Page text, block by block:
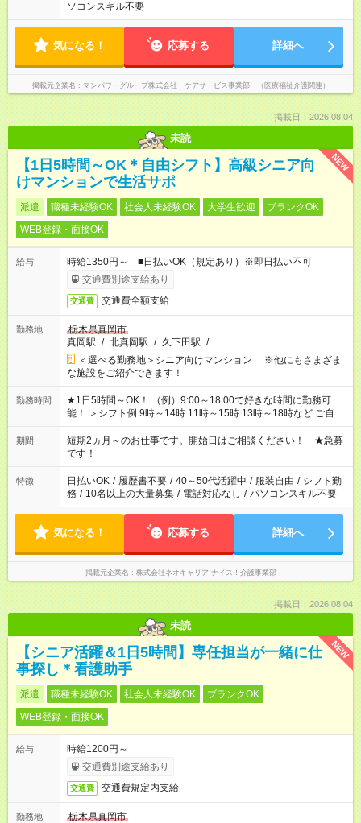
ソコンスキル不要
気になる！ 応募する 詳細へ
掲載元企業名 マンパワーグループ株式会社 ケアサービス事業部 （医療福祉介護関連）
掲載日：2026.08.04
未読
NEW
【1日5時間～OK＊自由シフト】高級シニア向
けマンションで生活サポ
派遣 職種未経験OK 社会人未経験OK 大学生歓迎
ブランクOK
WEB登録・面接OK
給与
時給1350円～ ■日払いOK（規定あり）※即日払い不可
交通費別途支給あり
交通費 交通費全額支給
勤務地
栃木県真岡市
真岡駅 / 北真岡駅 / 久下田駅 / …
＜選べる勤務地＞シニア向けマンション ※他にもさまざま
な施設をご紹介できます！
勤務時間
★1日5時間～OK！ （例）9:00～18:00で好きな時間に勤務可
能！ ＞シフト例 9時～14時 11時～15時 13時～18時など ご自身
のご都合に合わせて勤務時間をご相談ください！ ★家庭の都合
でお休みや時間の調整が必要な場合も遠慮なくご相談くださ
い。
期間
短期2ヵ月～のお仕事です。開始日はご相談ください！ ★急募
です！
特徴 日払いOK / 履歴書不要 / 40～50代活躍中 / 服装自由 / シフト勤
務 / 10名以上の大量募集 / 電話対応なし / パソコンスキル不要
気になる！ 応募する 詳細へ
掲載元企業名 株式会社ネオキャリア ナイス！介護事業部
掲載日：2026.08.04
未読
NEW
【シニア活躍＆1日5時間】専任担当が一緒に仕
事探し＊看護助手
派遣 職種未経験OK 社会人未経験OK
ブランクOK
WEB登録・面接OK
給与
時給1200円～
交通費別途支給あり
交通費 交通費規定内支給
勤務地
栃木県真岡市